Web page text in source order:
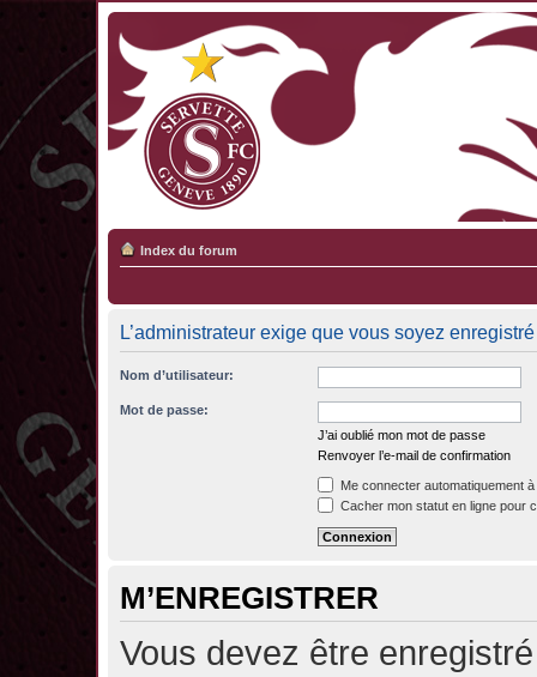
Index du forum
L’administrateur exige que vous soyez
Nom d’utilisateur:
Mot de passe:
J’ai oublié mon mot de passe
Renvoyer l’e-mail de confirmation
Me connecter automatiquement
Cacher mon statut en ligne pour
M’ENREGISTRER
Vous devez être